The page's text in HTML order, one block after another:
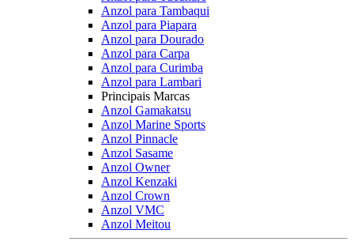
Anzol para Tambaqui
Anzol para Piapara
Anzol para Dourado
Anzol para Carpa
Anzol para Curimba
Anzol para Lambari
Principais Marcas
Anzol Gamakatsu
Anzol Marine Sports
Anzol Pinnacle
Anzol Sasame
Anzol Owner
Anzol Kenzaki
Anzol Crown
Anzol VMC
Anzol Meitou